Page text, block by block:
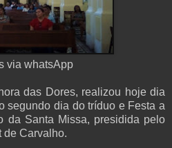
via whatsApp
das Dores, realizou hoje dia
segundo dia do tríduo e Festa a
da Santa Missa, presidida pelo
de Carvalho.